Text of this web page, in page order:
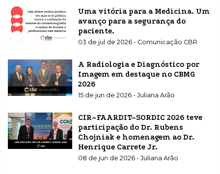
Uma vitória para a Medicina. Um
avanço para a segurança do
paciente.
03 de jul de 2026 - Comunicação CBR
A Radiologia e Diagnóstico por
Imagem em destaque no CBMG
2026
15 de jun de 2026 - Juliana Arão
CIR–FAARDIT–SORDIC 2026 teve
participação do Dr. Rubens
Chojniak e homenagem ao Dr.
Henrique Carrete Jr.
08 de jun de 2026 - Juliana Arão